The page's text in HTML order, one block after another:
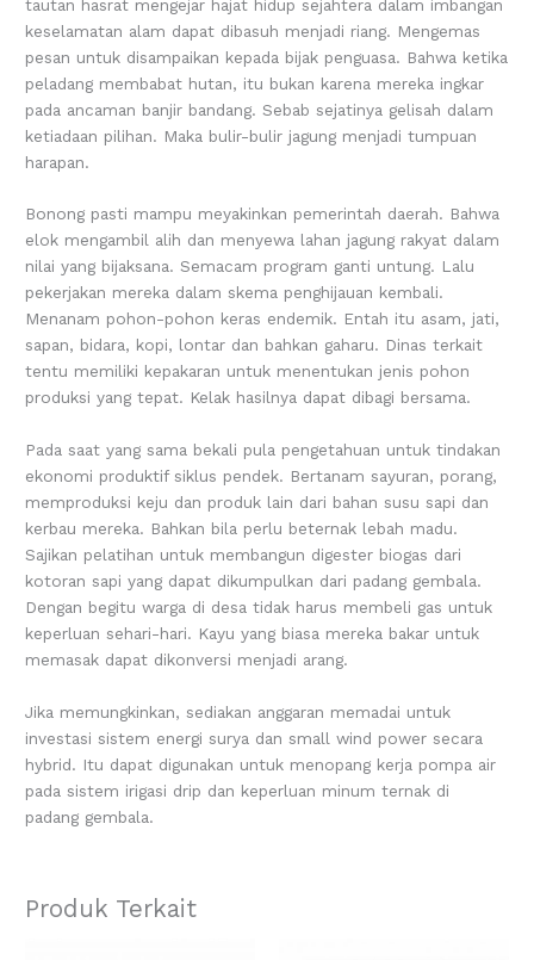
tautan hasrat mengejar hajat hidup sejahtera dalam imbangan
keselamatan alam dapat dibasuh menjadi riang. Mengemas
pesan untuk disampaikan kepada bijak penguasa. Bahwa ketika
peladang membabat hutan, itu bukan karena mereka ingkar
pada ancaman banjir bandang. Sebab sejatinya gelisah dalam
ketiadaan pilihan. Maka bulir-bulir jagung menjadi tumpuan
harapan.
Bonong pasti mampu meyakinkan pemerintah daerah. Bahwa
elok mengambil alih dan menyewa lahan jagung rakyat dalam
nilai yang bijaksana. Semacam program ganti untung. Lalu
pekerjakan mereka dalam skema penghijauan kembali.
Menanam pohon-pohon keras endemik. Entah itu asam, jati,
sapan, bidara, kopi, lontar dan bahkan gaharu. Dinas terkait
tentu memiliki kepakaran untuk menentukan jenis pohon
produksi yang tepat. Kelak hasilnya dapat dibagi bersama.
Pada saat yang sama bekali pula pengetahuan untuk tindakan
ekonomi produktif siklus pendek. Bertanam sayuran, porang,
memproduksi keju dan produk lain dari bahan susu sapi dan
kerbau mereka. Bahkan bila perlu beternak lebah madu.
Sajikan pelatihan untuk membangun digester biogas dari
kotoran sapi yang dapat dikumpulkan dari padang gembala.
Dengan begitu warga di desa tidak harus membeli gas untuk
keperluan sehari-hari. Kayu yang biasa mereka bakar untuk
memasak dapat dikonversi menjadi arang.
Jika memungkinkan, sediakan anggaran memadai untuk
investasi sistem energi surya dan small wind power secara
hybrid. Itu dapat digunakan untuk menopang kerja pompa air
pada sistem irigasi drip dan keperluan minum ternak di
padang gembala.
Produk Terkait